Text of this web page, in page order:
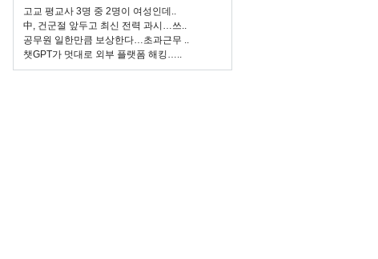
고교 평교사 3명 중 2명이 여성인데..
中, 건군절 앞두고 최신 전력 과시…쓰..
공무원 일한만큼 보상한다…초과근무 ..
챗GPT가 멋대로 외부 플랫폼 해킹…..